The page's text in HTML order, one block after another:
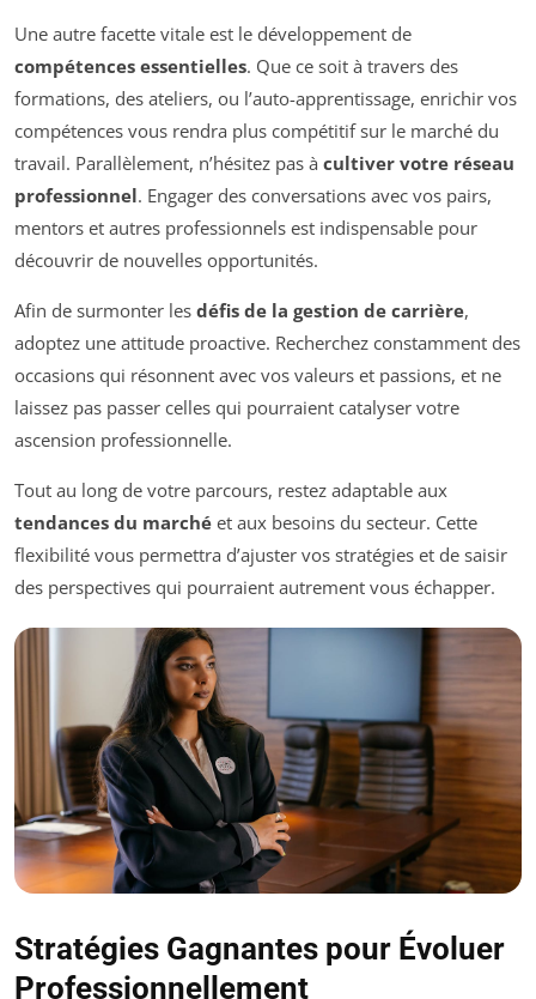
Une autre facette vitale est le développement de
compétences essentielles. Que ce soit à travers des
formations, des ateliers, ou l’auto-apprentissage, enrichir vos
compétences vous rendra plus compétitif sur le marché du
travail. Parallèlement, n’hésitez pas à cultiver votre réseau
professionnel. Engager des conversations avec vos pairs,
mentors et autres professionnels est indispensable pour
découvrir de nouvelles opportunités.
Afin de surmonter les défis de la gestion de carrière,
adoptez une attitude proactive. Recherchez constamment des
occasions qui résonnent avec vos valeurs et passions, et ne
laissez pas passer celles qui pourraient catalyser votre
ascension professionnelle.
Tout au long de votre parcours, restez adaptable aux
tendances du marché et aux besoins du secteur. Cette
flexibilité vous permettra d’ajuster vos stratégies et de saisir
des perspectives qui pourraient autrement vous échapper.
Stratégies Gagnantes pour Évoluer
Professionnellement